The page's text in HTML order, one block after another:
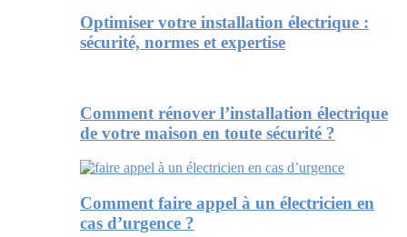
Optimiser votre installation électrique :
sécurité, normes et expertise
Comment rénover l’installation électrique
de votre maison en toute sécurité ?
Comment faire appel à un électricien en
cas d’urgence ?